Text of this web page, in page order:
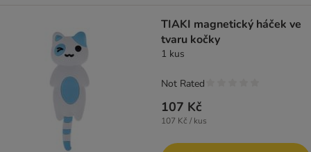
TIAKI magnetický háček ve
tvaru kočky
1 kus
107 Kč
107 Kč / kus
Not Rated